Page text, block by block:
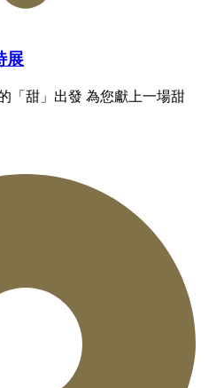
展
「甜」出發 為您獻上一場甜